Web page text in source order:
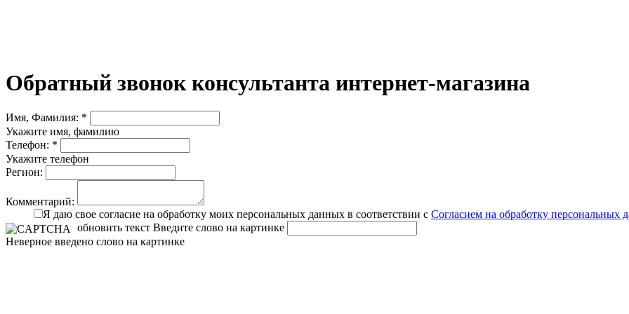
Обратный звонок консультанта интернет-магазина
Имя, Фамилия: *
Укажите имя, фамилию
Телефон: *
Укажите телефон
Регион:
Комментарий:
Я даю свое согласие на обработку моих персональных данных в соответствии с Согласием на обработку персональных
обновить текст Введите слово на картинке
Неверное введено слово на картинке